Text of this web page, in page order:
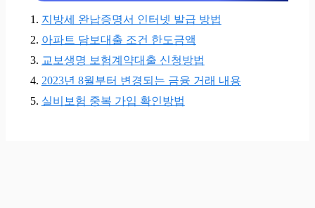
지방세 완납증명서 인터넷 발급 방법
아파트 담보대출 조건 한도금액
교보생명 보험계약대출 신청방법
2023년 8월부터 변경되는 금융 거래 내용
실비보험 중복 가입 확인방법